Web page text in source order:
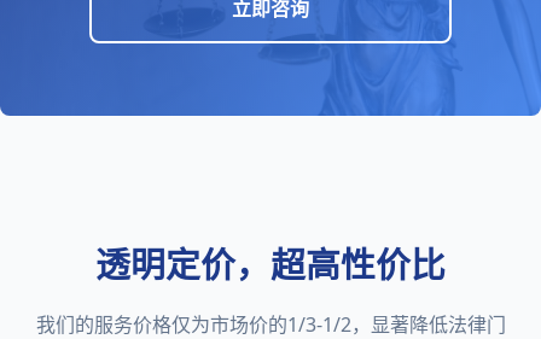
立即咨询
透明定价，超高性价比
我们的服务价格仅为市场价的1/3-1/2，显著降低法律门